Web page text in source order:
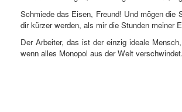
Schmiede das Eisen, Freund! Und mögen die
dir kürzer werden, als mir die Stunden meiner
Der Arbeiter, das ist der einzig ideale
wenn alles Monopol aus der Welt